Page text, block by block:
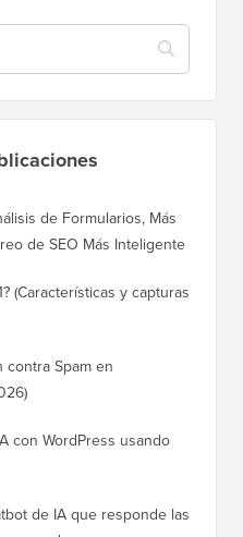
de Formularios, Más
de SEO Más Inteligente
(Características y capturas
contra Spam en
con WordPress usando
de IA que responde las